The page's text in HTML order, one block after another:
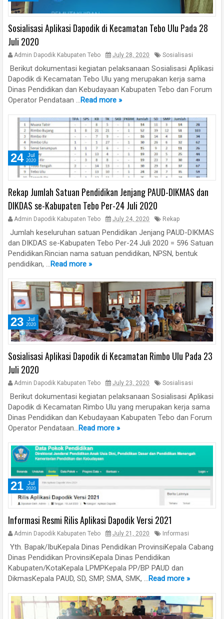
Sosialisasi Aplikasi Dapodik di Kecamatan Tebo Ulu Pada 28
Juli 2020
Admin Dapodik Kabupaten Tebo July 28, 2020 Sosialisasi
Berikut dokumentasi kegiatan pelaksanaan Sosialisasi Aplikasi
Dapodik di Kecamatan Tebo Ulu yang merupakan kerja sama
Dinas Pendidikan dan Kebudayaan Kabupaten Tebo dan Forum
Operator Pendataan ...Read more »
Rekap Jumlah Satuan Pendidikan Jenjang PAUD-DIKMAS dan
DIKDAS se-Kabupaten Tebo Per-24 Juli 2020
Admin Dapodik Kabupaten Tebo July 24, 2020 Rekap
Jumlah keseluruhan satuan Pendidikan Jenjang PAUD-DIKMAS
dan DIKDAS se-Kabupaten Tebo Per-24 Juli 2020 = 596 Satuan
Pendidikan.Rincian nama satuan pendidikan, NPSN, bentuk
pendidikan, ...Read more »
24 Jul
2020
Sosialisasi Aplikasi Dapodik di Kecamatan Rimbo Ulu Pada 23
Juli 2020
Admin Dapodik Kabupaten Tebo July 23, 2020 Sosialisasi
Berikut dokumentasi kegiatan pelaksanaan Sosialisasi Aplikasi
Dapodik di Kecamatan Rimbo Ulu yang merupakan kerja sama
Dinas Pendidikan dan Kebudayaan Kabupaten Tebo dan Forum
Operator Pendataan...Read more »
23 Jul
2020
Informasi Resmi Rilis Aplikasi Dapodik Versi 2021
Admin Dapodik Kabupaten Tebo July 21, 2020 Informasi
Yth. Bapak/IbuKepala Dinas Pendidikan ProvinsiKepala Cabang
Dinas Pendidikan ProvinsiKepala Dinas Pendidikan
Kabupaten/KotaKepala LPMPKepala PP/BP PAUD dan
DikmasKepala PAUD, SD, SMP, SMA, SMK, ...Read more »
21 Jul
2020